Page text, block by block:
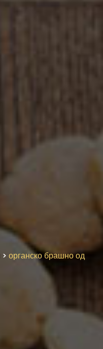
> органско брашно од